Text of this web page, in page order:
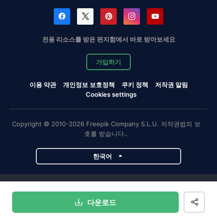
다운로드
전용 리소스를 받은 편지함에서 바로 받아보세요
가입하기
이용 약관 개인정보 보호정책 쿠키 정책
저작권 알림
Cookies settings
Copyright © 2010-2026 Freepik Company S.L.U. 저작권법의 보
호를 받습니다..
한국어
Magnific Flaticon